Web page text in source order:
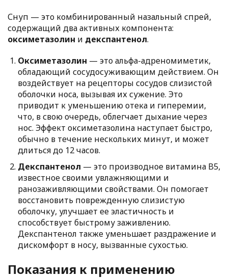
Снуп — это комбинированный назальный спрей,
содержащий два активных компонента:
оксиметазолин и декспантенол.
Оксиметазолин — это альфа-адреномиметик,
обладающий сосудосуживающим действием. Он
воздействует на рецепторы сосудов слизистой
оболочки носа, вызывая их сужение. Это
приводит к уменьшению отека и гиперемии,
что, в свою очередь, облегчает дыхание через
нос. Эффект оксиметазолина наступает быстро,
обычно в течение нескольких минут, и может
длиться до 12 часов.
Декспантенол — это производное витамина B5,
известное своими увлажняющими и
ранозаживляющими свойствами. Он помогает
восстановить поврежденную слизистую
оболочку, улучшает ее эластичность и
способствует быстрому заживлению.
Декспантенол также уменьшает раздражение и
дискомфорт в носу, вызванные сухостью.
Показания к применению